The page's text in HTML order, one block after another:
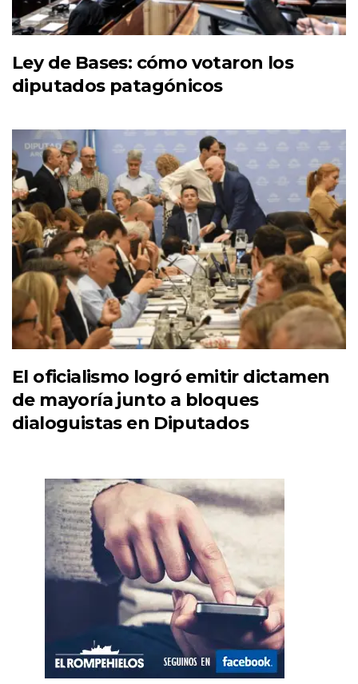
Ley de Bases: cómo votaron los
diputados patagónicos
El oficialismo logró emitir dictamen
de mayoría junto a bloques
dialoguistas en Diputados